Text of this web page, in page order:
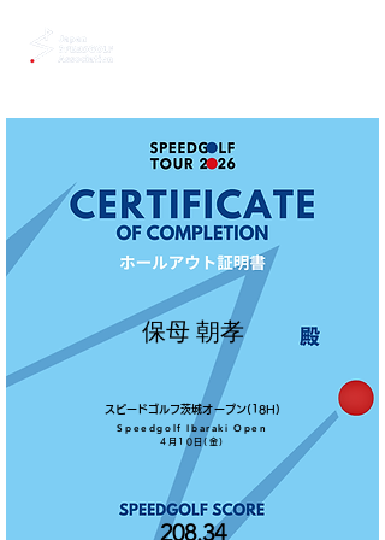
保母 朝孝
スピードゴルフ茨城オープン(18H)
Speedgolf Ibaraki Open
4月10日(金)
208.34